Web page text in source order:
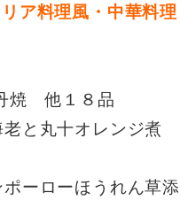
ア料理風・中華料理
焼 他１８品
老と丸十オレンジ煮
ーローほうれん草添